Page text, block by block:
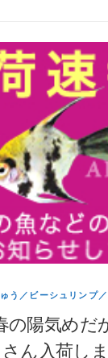
う／ビーシュリンプ
の陽気めだ
ん入荷し